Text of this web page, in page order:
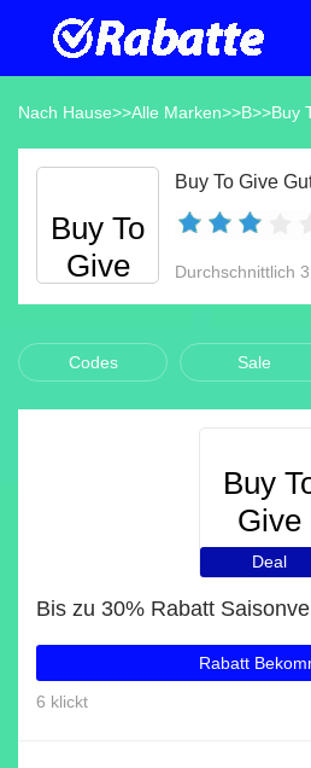
Nach Hause>>Alle Marken>>B>>Buy
Buy To
Give
Durchschnittlich
Codes Sale
Buy
Give
Deal
Bis zu 30% Rabatt
Rabatt
6 klickt